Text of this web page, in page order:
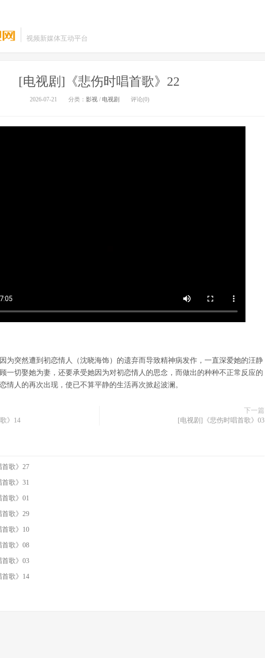
视频新媒体互动平台
[电视剧]《悲伤时唱首歌》22
2026-07-21 分类： 影视/ 电视剧 评论(0)
为突然遭到初恋情人（沈晓海饰）的遗弃而导致精神病发作，一直深爱她的汪静
一切娶她为妻，还要承受她因为对初恋情人的思念，而做出的种种不正常反应的
情人的再次出现，使已不算平静的生活再次掀起波澜。
》14
下一篇
[电视剧]《悲伤时唱首歌》03
歌》27
歌》31
歌》01
歌》29
歌》10
歌》08
歌》03
歌》14